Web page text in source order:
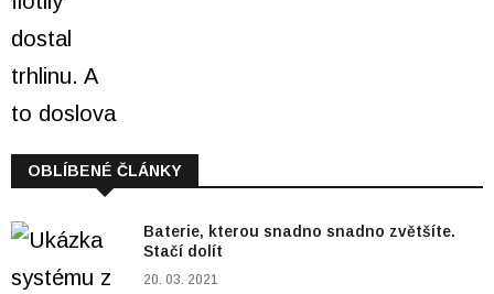
OBLÍBENÉ ČLÁNKY
Baterie, kterou snadno snadno zvětšíte.
Stačí dolít
20. 03. 2021